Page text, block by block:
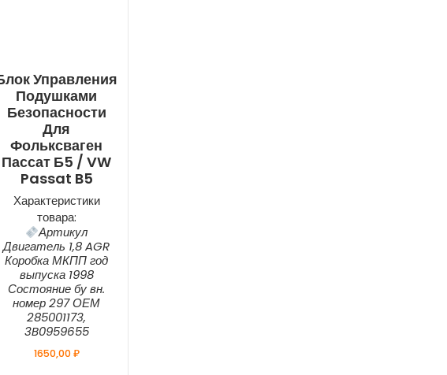
Управления
Подушками
Безопасности
Для
Фольксваген
Пассат Б5 / VW
Passat B5
Характеристики
товара:
Артикул
Двигатель 1,8 AGR
Коробка МКПП год
выпуска 1998
Состояние бу вн.
номер 297 ОЕМ
285001173,
3B0959655
1650,00₽